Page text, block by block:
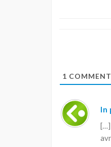
1
In
[…]